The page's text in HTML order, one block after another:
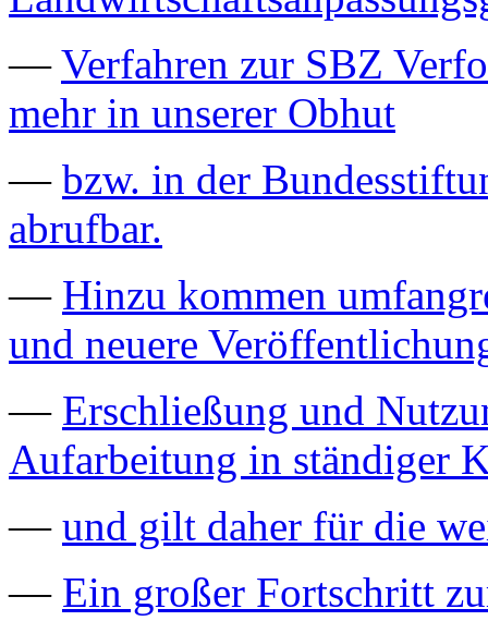
—Verfahren zur SBZ
mehr in unserer Obhut
— bzw. in der
abrufbar.
— Hinzu kommen
und neuere
— Erschließung und
Aufarbeitung in ständiger
— und gilt daher für die
— Ein großer Fortschritt